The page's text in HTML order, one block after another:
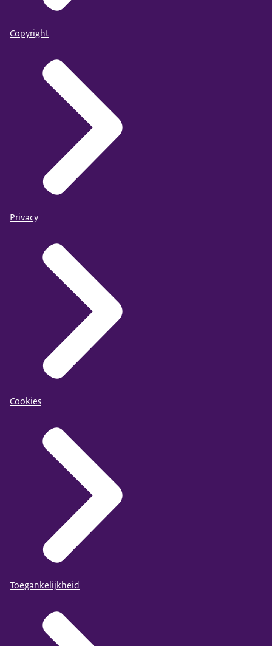
Copyright
Privacy
Cookies
Toegankelijkheid